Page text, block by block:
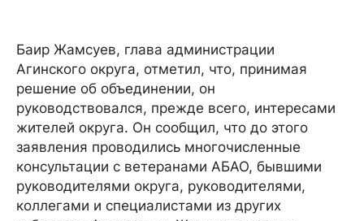
Баир Жамсуев, глава администрации
Агинского округа, отметил, что, принимая
решение об объединении, он
руководствовался, прежде всего, интересами
жителей округа. Он сообщил, что до этого
заявления проводились многочисленные
консультации с ветеранами АБАО, бывшими
руководителями округа, руководителями,
коллегами и специалистами из других